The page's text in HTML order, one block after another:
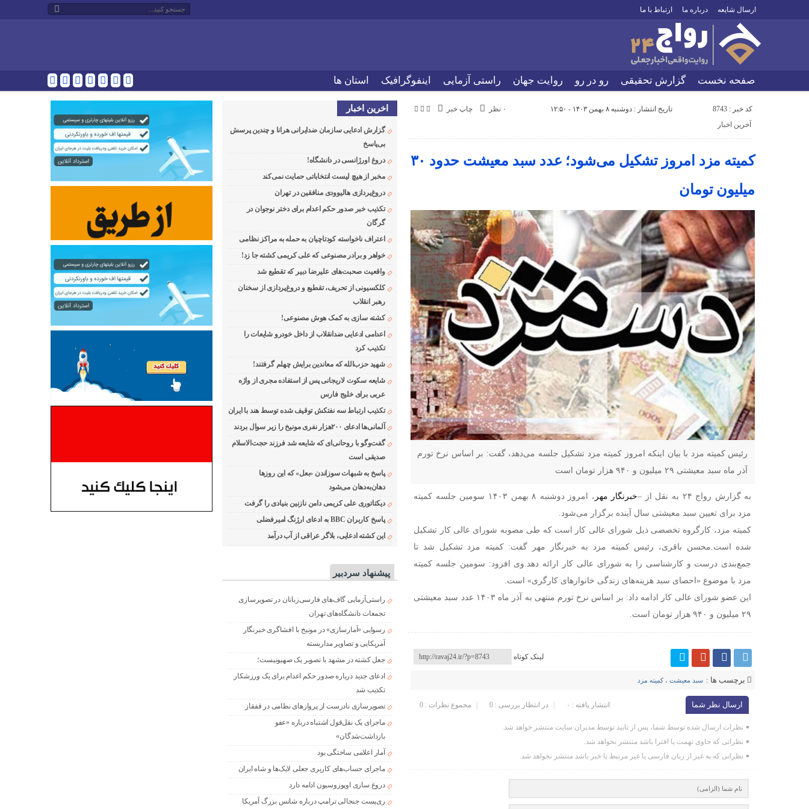
ارسال شایعه درباره ما ارتباط با ما
صفحه نخست گزارش تحقیقی رو در رو روایت جهان راستی آزمایی اینفوگرافیک استان ها
کد خبر : 8743 تاریخ انتشار : دوشنبه ۸ بهمن ۱۴۰۳ - ۱۲:۵۰ چاپ خبر
۰ نظر
آخرین اخبار
کمیته مزد امروز تشکیل می‌شود؛ عدد سبد معیشت حدود ۳۰
میلیون تومان
رئیس کمیته مزد با بیان اینکه امروز کمیته مزد تشکیل جلسه می‌دهد، گفت: بر اساس نرخ تورم
آذر ماه سبد معیشتی ۲۹ میلیون و ۹۴۰ هزار تومان است
به گزارش رواج ۲۴ به نقل از – خبرنگار مهر
، امروز دوشنبه ۸ بهمن ۱۴۰۳ سومین جلسه کمیته
مزد برای تعیین سبد معیشتی سال آینده برگزار می‌شود.
کمیته مزد، کارگروه تخصصی ذیل شورای عالی کار است که طی مصوبه شورای عالی کار تشکیل
شده است.محسن باقری، رئیس کمیته مزد به خبرنگار مهر گفت: کمیته مزد تشکیل شد تا
جمع‌بندی درست و کارشناسی را به شورای عالی کار ارائه دهد.وی افزود: سومین جلسه کمیته
مزد با موضوع «احصای سبد هزینه‌های زندگی خانوارهای کارگری» است.
این عضو شورای عالی کار ادامه داد: بر اساس نرخ تورم منتهی به آذر ماه ۱۴۰۳ عدد سبد معیشتی
۲۹ میلیون و ۹۴۰ هزار تومان است.
لینک کوتاه
برچسب ها : سبد معیشت ،کمیته مزد
ارسال نظر شما مجموع نظرات : 0 در انتظار بررسی : 0 انتشار یافته : ۰
نظرات ارسال شده توسط شما، پس از تایید توسط مدیران سایت منتشر خواهد شد.
نظراتی که حاوی تهمت یا افترا باشد منتشر نخواهد شد.
نظراتی که به غیر از زبان فارسی یا غیر مرتبط با خبر باشد منتشر نخواهد شد.
اخرین اخبار
گزارش ادعایی سازمان ضدایرانی هرانا و چندین پرسش
بی‌پاسخ
دروغ اورژانسی در دانشگاه!
مخبر از هیچ لیست انتخاباتی حمایت نمی‌کند
دروغ‌پردازی هالیوودی منافقین در تهران
تکذیب خبر صدور حکم اعدام برای دختر نوجوان در
گرگان
اعتراف ناخواسته کودتاچیان به حمله به مراکز نظامی
خواهر و برادر مصنوعی که علی کریمی کشته جا زد!
واقعیت صحبت‌های علیرضا دبیر که تقطیع شد
کلکسیونی از تحریف، تقطیع و دروغ‌پردازی از سخنان
رهبر انقلاب
کشته سازی به کمک هوش مصنوعی!
اعدامی ادعایی ضدانقلاب از داخل خودرو شایعات را
تکذیب کرد
شهید حزب‌الله که معاندین برایش چهلم گرفتند!
شایعه سکوت لاریجانی پس از استفاده مجری از واژه
عربی برای خلیج فارس
تکذیب ارتباط سه نفتکش توقیف شده توسط هند با ایران
آلمانی‌ها ادعای ۲۰۰هزار نفری مونیخ را زیر سوال بردند
گفت‌وگو با روحانی‌ای که شایعه شد فرزند حجت‌الاسلام
صدیقی است
پاسخ به شبهات سوزاندن «بعل» که این روزها
دهان‌به‌دهان می‌شود
دیکتاتوری علی کریمی دامن نازنین بنیادی را گرفت
پاسخ کاربران BBC به ادعای ارژنگ امیرفضلی
این کشته ادعایی، بلاگر عراقی از آب درآمد
پیشنهاد سردبیر
راستی‌آزمایی گاف‌های فارسی‌زبانان در تصویرسازی
تجمعات دانشگاه‌های تهران
رسوایی «آمارسازی» در مونیخ با افشاگری خبرنگار
آمریکایی و تصاویر مداربسته
جعل کشته در مشهد با تصویر یک صهیونیست؛
ادعای جدید درباره صدور حکم اعدام برای یک ورزشکار
تکذیب شد
تصویرسازی نادرست از پروازهای نظامی در قفقاز
ماجرای یک نقل‌قول اشتباه درباره «عفو
بازداشت‌شدگان»
آمار اعلامی ساختگی بود
ماجرای حساب‌های کاربری جعلی لایک‌ها و شاه ایران
دروغ سازی اوپوزوسیون ادامه دارد
ری‌پست جنجالی ترامپ درباره شانس بزرگ آمریکا